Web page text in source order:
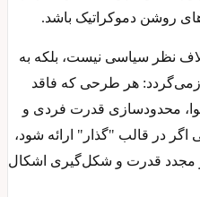
روشن دموکراتیک باشد.
نظر سیاسی نیست، بلکه به
هر طرحی که فاقد
محدودسازی قدرت فردی و
در قالب "گذار" ارائه شود،
مجدد قدرت و شکل‌گیری اشکال